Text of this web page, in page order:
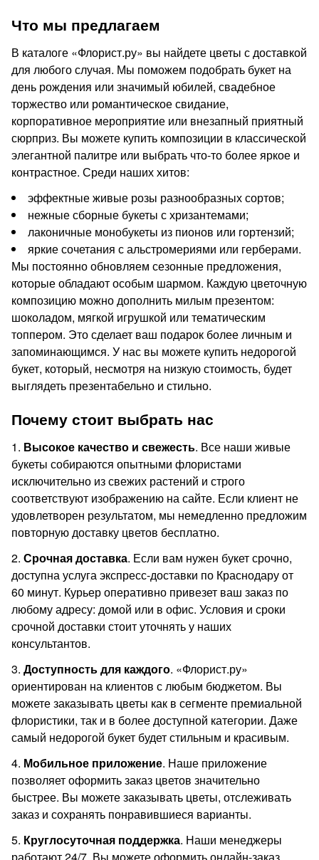
Что мы предлагаем
В каталоге «Флорист.ру» вы найдете цветы с доставкой
для любого случая. Мы поможем подобрать букет на
день рождения или значимый юбилей, свадебное
торжество или романтическое свидание,
корпоративное мероприятие или внезапный приятный
сюрприз. Вы можете купить композиции в классической
элегантной палитре или выбрать что-то более яркое и
контрастное. Среди наших хитов:
эффектные живые розы разнообразных сортов;
нежные сборные букеты с хризантемами;
лаконичные монобукеты из пионов или гортензий;
яркие сочетания с альстромериями или герберами.
Мы постоянно обновляем сезонные предложения,
которые обладают особым шармом. Каждую цветочную
композицию можно дополнить милым презентом:
шоколадом, мягкой игрушкой или тематическим
топпером. Это сделает ваш подарок более личным и
запоминающимся. У нас вы можете купить недорогой
букет, который, несмотря на низкую стоимость, будет
выглядеть презентабельно и стильно.
Почему стоит выбрать нас
1. Высокое качество и свежесть. Все наши живые
букеты собираются опытными флористами
исключительно из свежих растений и строго
соответствуют изображению на сайте. Если клиент не
удовлетворен результатом, мы немедленно предложим
повторную доставку цветов бесплатно.
2. Срочная доставка. Если вам нужен букет срочно,
доступна услуга экспресс-доставки по Краснодару от
60 минут. Курьер оперативно привезет ваш заказ по
любому адресу: домой или в офис. Условия и сроки
срочной доставки стоит уточнять у наших
консультантов.
3. Доступность для каждого. «Флорист.ру»
ориентирован на клиентов с любым бюджетом. Вы
можете заказывать цветы как в сегменте премиальной
флористики, так и в более доступной категории. Даже
самый недорогой букет будет стильным и красивым.
4. Мобильное приложение. Наше приложение
позволяет оформить заказ цветов значительно
быстрее. Вы можете заказывать цветы, отслеживать
заказ и сохранять понравившиеся варианты.
5. Круглосуточная поддержка. Наши менеджеры